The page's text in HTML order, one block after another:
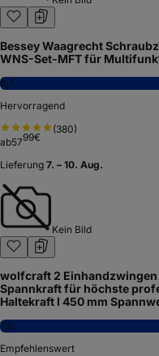
Bessey Waagrecht
WNS-Set-MFT für
8,7
Hervorragend
(380)
ab5799€
Lieferung 7. – 10. Aug.
Kein Bild
wolfcraft 2 Einhandzwingen
Spannkraft für höchste
Haltekraft I 450 mm
7,6
Empfehlenswert